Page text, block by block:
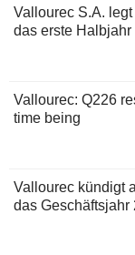
Vallourec S.A.
das erste
Vallourec: Q226
time being
Vallourec kündigt
das Geschäftsjahr